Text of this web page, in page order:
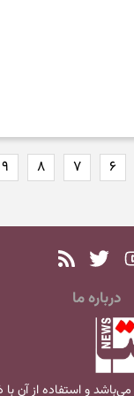
۶ ۷ ۸ ۹
درباره ما
می‌باشد و استفاده از آن با